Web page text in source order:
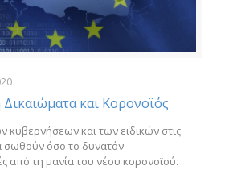
και Κορονοϊός
κυβερνήσεων και των ειδικών στις
σωθούν όσο το δυνατόν
από τη μανία του νέου κορονοϊού.